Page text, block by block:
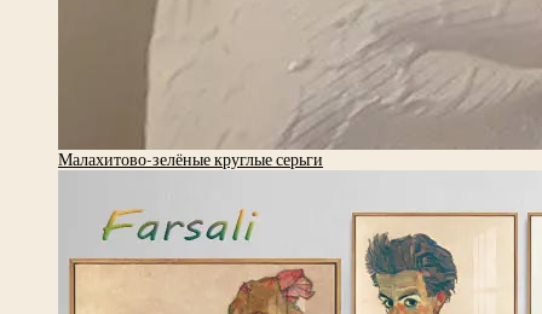
Малахитово-зелёные круглые серьги